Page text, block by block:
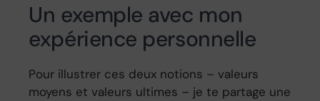
Un exemple avec mon
expérience personnelle
Pour illustrer ces deux notions – valeurs
moyens et valeurs ultimes – je te partage une